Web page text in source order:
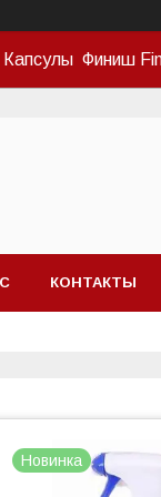
Капсулы Финиш
КОНТАКТЫ
Новинка